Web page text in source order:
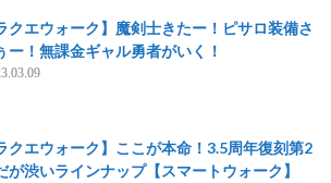
クエウォーク】魔剣士きたー！ピサロ装備さ
ー！無課金ギャル勇者がいく！
クエウォーク】ここが本命！3.5周年復刻第2
が渋いラインナップ【スマートウォーク】